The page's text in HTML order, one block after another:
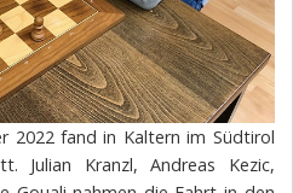
2022 fand in Kaltern im Südtirol
Julian Kranzl, Andreas Kezic,